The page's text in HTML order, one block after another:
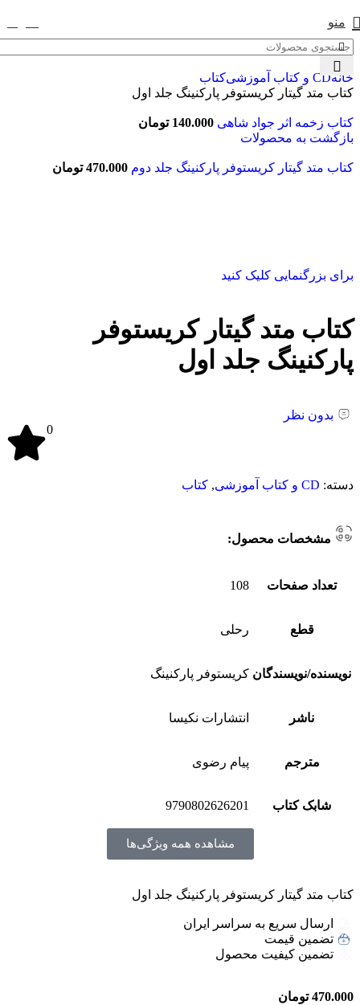
منو
خانهCD و کتاب آموزشی
کتاب
کتاب متد گیتار کریستوفر پارکنینگ جلد اول
کتاب زخمه اثر جواد شاهی 140.000 تومان
بازگشت به محصولات
کتاب متد گیتار کریستوفر پارکنینگ جلد دوم 470.000 تومان
برای بزرگنمایی کلیک کنید
کتاب متد گیتار کریستوفر
پارکنینگ جلد اول
بدون نظر
0
دسته: CD و کتاب آموزشی , کتاب
مشخصات محصول:
تعداد صفحات 108
قطع رحلی
نویسنده/نویسندگان کریستوفر پارکنینگ
ناشر انتشارات نکیسا
مترجم پیام رضوی
شابک کتاب 9790802626201
مشاهده همه ویژگی‌ها
کتاب متد گیتار کریستوفر پارکنینگ جلد اول
ارسال سریع به سراسر ایران
تضمین قیمت
تضمین کیفیت محصول
470.000 تومان